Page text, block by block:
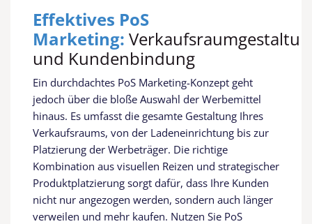
Effektives PoS
Marketing:
und Kundenbindung
Ein durchdachtes PoS Marketing-Konzept geht
jedoch über die bloße Auswahl der Werbemittel
hinaus. Es umfasst die gesamte Gestaltung Ihres
Verkaufsraums, von der Ladeneinrichtung bis zur
Platzierung der Werbeträger. Die richtige
Kombination aus visuellen Reizen und strategischer
Produktplatzierung sorgt dafür, dass Ihre Kunden
nicht nur angezogen werden, sondern auch länger
verweilen und mehr kaufen. Nutzen Sie PoS